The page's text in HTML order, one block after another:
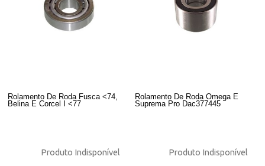
Rolamento De Roda Fusca <74,
Belina E Corcel I <77
Produto Indisponível
Rolamento De Roda Omega E
Suprema Pro Dac377445
Produto Indisponível